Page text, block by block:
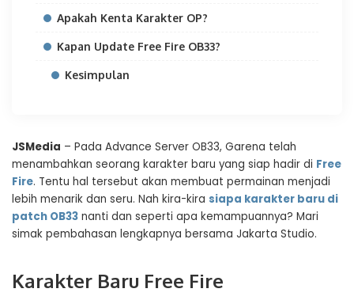
Apakah Kenta Karakter OP?
Kapan Update Free Fire OB33?
Kesimpulan
JSMedia – Pada Advance Server OB33, Garena telah
menambahkan seorang karakter baru yang siap hadir di Free
Fire. Tentu hal tersebut akan membuat permainan menjadi
lebih menarik dan seru. Nah kira-kira siapa karakter baru di
patch OB33 nanti dan seperti apa kemampuannya? Mari
simak pembahasan lengkapnya bersama Jakarta Studio.
Karakter Baru Free Fire